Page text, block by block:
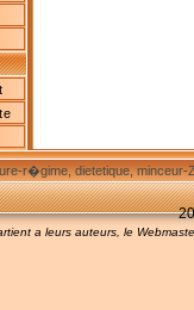
-r�gime, dietetique, minceur-
a leurs auteurs, le